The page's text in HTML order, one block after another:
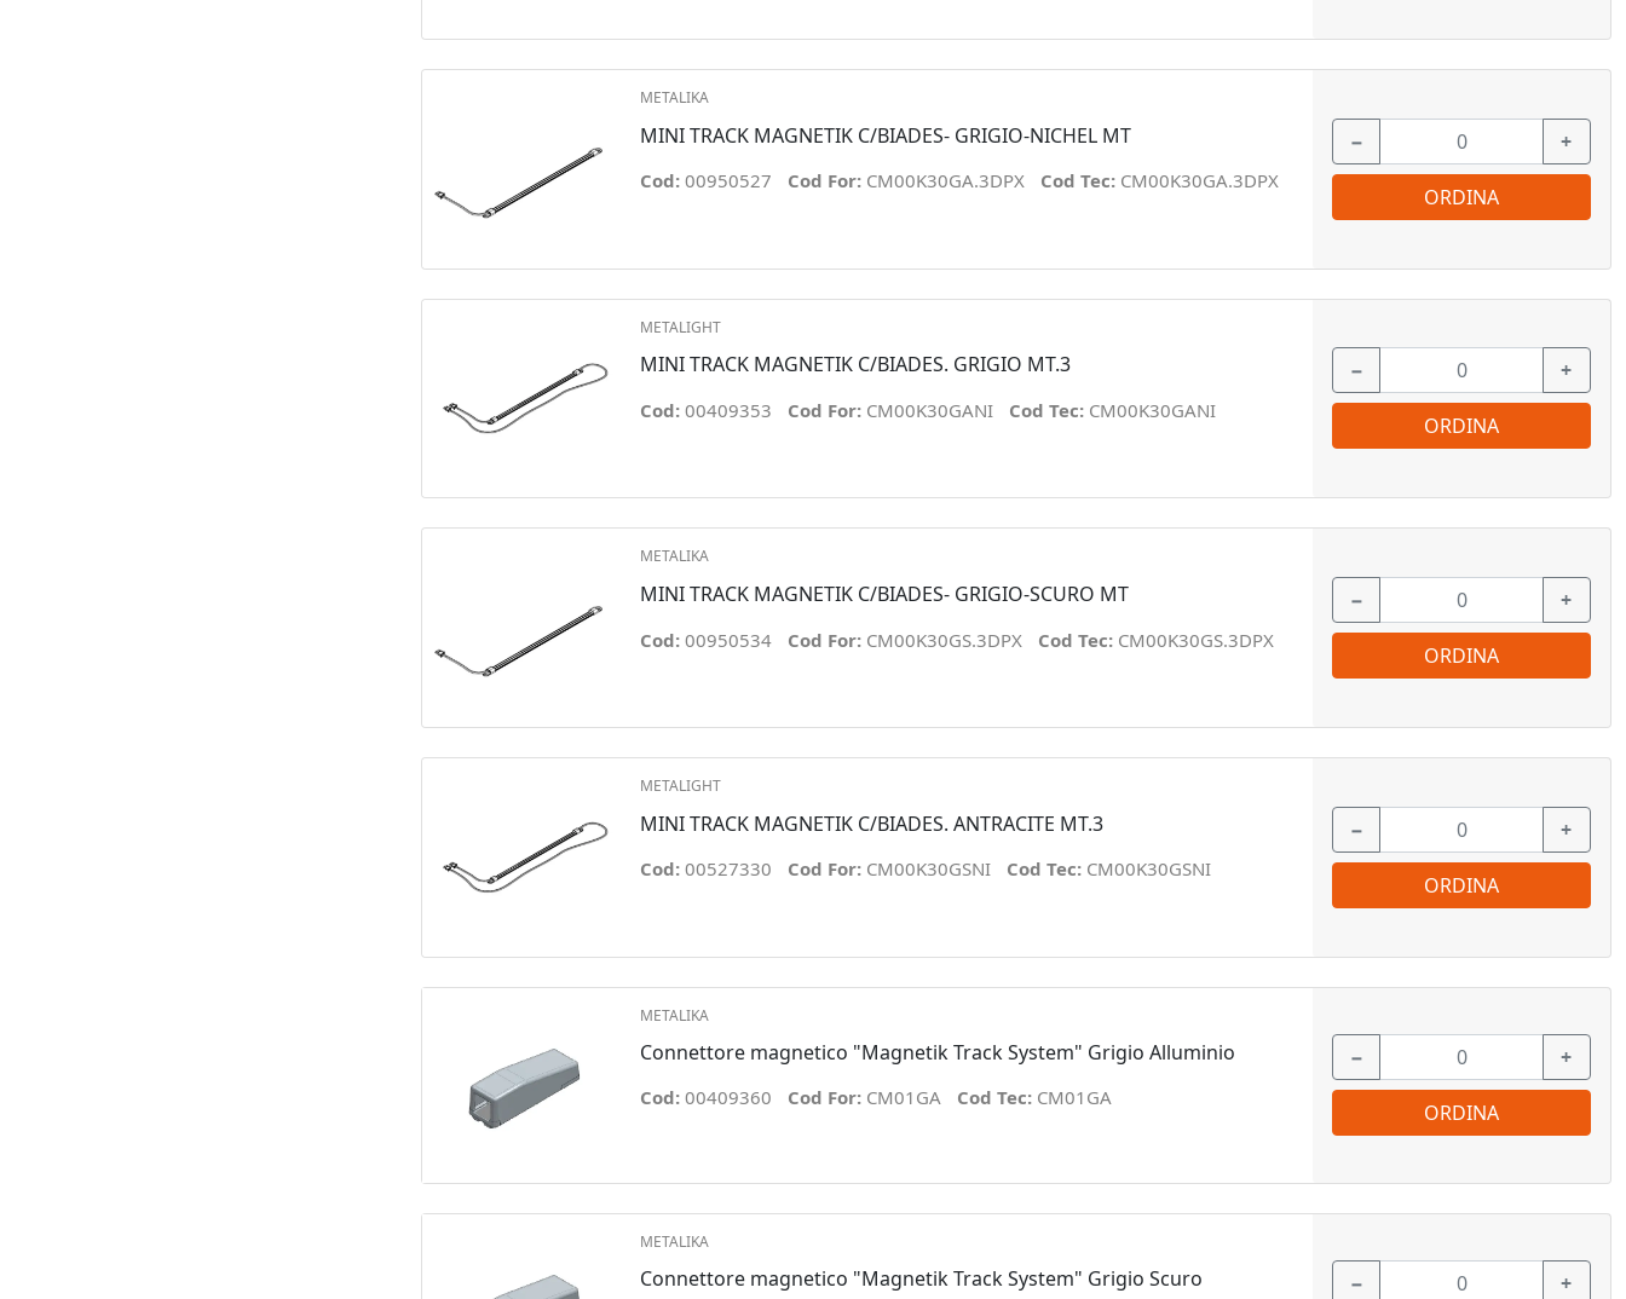
METALIKA
MINI TRACK MAGNETIK C/BIADES- GRIGIO-NICHEL MT
Cod: 00950527 Cod For: CM00K30GA.3DPX Cod Tec: CM00K30GA.3DPX
− +
ORDINA
METALIGHT
MINI TRACK MAGNETIK C/BIADES. GRIGIO MT.3
Cod: 00409353 Cod For: CM00K30GANI Cod Tec: CM00K30GANI
− +
ORDINA
METALIKA
MINI TRACK MAGNETIK C/BIADES- GRIGIO-SCURO MT
Cod: 00950534 Cod For: CM00K30GS.3DPX Cod Tec: CM00K30GS.3DPX
− +
ORDINA
METALIGHT
MINI TRACK MAGNETIK C/BIADES. ANTRACITE MT.3
Cod: 00527330 Cod For: CM00K30GSNI Cod Tec: CM00K30GSNI
− +
ORDINA
METALIKA
Connettore magnetico "Magnetik Track System" Grigio Alluminio
Cod: 00409360 Cod For: CM01GA Cod Tec: CM01GA
− +
ORDINA
METALIKA
Connettore magnetico "Magnetik Track System" Grigio Scuro − +